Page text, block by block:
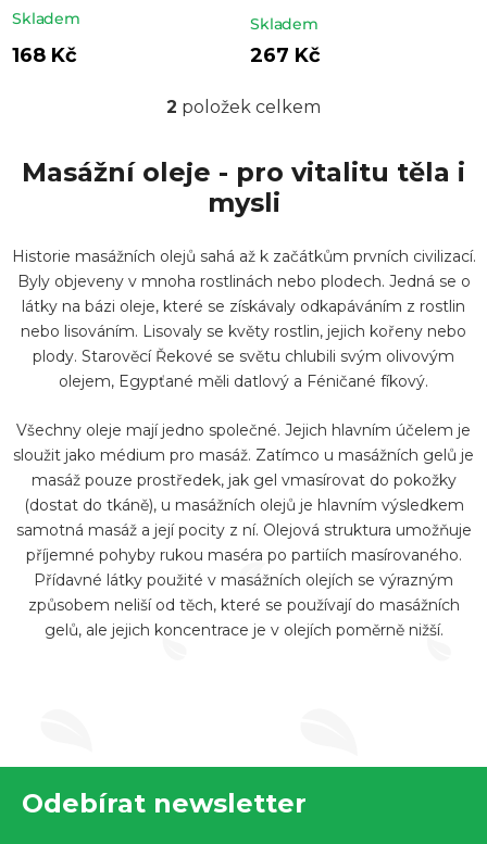
Skladem
168 Kč
Průměrné
hodnocení
je
z 5
hvězdiček.
Skladem
267 Kč
O
l
á
a
c
í
p
r
v
k
y
v
ý
p
i
s
2 položek celkem
Masážní oleje - pro vitalitu těla i
mysli
Historie masážních olejů sahá až k začátkům prvních civilizací.
Byly objeveny v mnoha rostlinách nebo plodech. Jedná se o
látky na bázi oleje, které se získávaly odkapáváním z rostlin
nebo lisováním. Lisovaly se květy rostlin, jejich kořeny nebo
plody. Starověcí Řekové se světu chlubili svým olivovým
olejem, Egypťané měli datlový a Féničané fíkový.
Všechny oleje mají jedno společné. Jejich hlavním účelem je
sloužit jako médium pro masáž. Zatímco u masážních gelů je
masáž pouze prostředek, jak gel vmasírovat do pokožky
(dostat do tkáně), u masážních olejů je hlavním výsledkem
samotná masáž a její pocity z ní. Olejová struktura umožňuje
příjemné pohyby rukou maséra po partiích masírovaného.
Přídavné látky použité v masážních olejích se výrazným
způsobem neliší od těch, které se používají do masážních
gelů, ale jejich koncentrace je v olejích poměrně nižší.
Odebírat newsletter